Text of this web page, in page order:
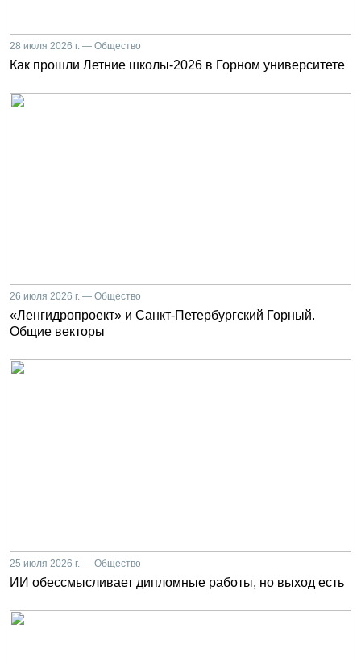
28 июля 2026 г. — Общество
Как прошли Летние школы-2026 в Горном университете
26 июля 2026 г. — Общество
«Ленгидропроект» и Санкт-Петербургский Горный.
Общие векторы
25 июля 2026 г. — Общество
ИИ обессмысливает дипломные работы, но выход есть